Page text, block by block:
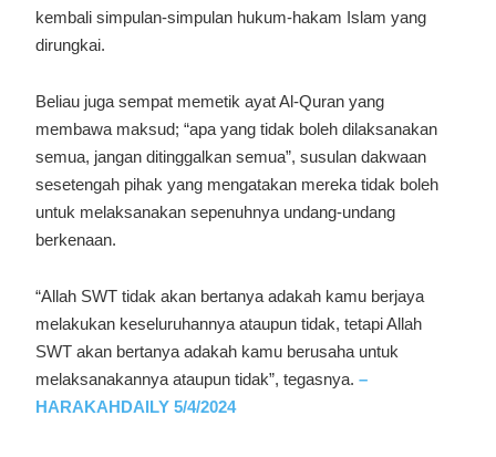
kembali simpulan-simpulan hukum-hakam Islam yang
dirungkai.
Beliau juga sempat memetik ayat Al-Quran yang
membawa maksud; “apa yang tidak boleh dilaksanakan
semua, jangan ditinggalkan semua”, susulan dakwaan
sesetengah pihak yang mengatakan mereka tidak boleh
untuk melaksanakan sepenuhnya undang-undang
berkenaan.
“Allah SWT tidak akan bertanya adakah kamu berjaya
melakukan keseluruhannya ataupun tidak, tetapi Allah
SWT akan bertanya adakah kamu berusaha untuk
melaksanakannya ataupun tidak”, tegasnya. –
HARAKAHDAILY 5/4/2024